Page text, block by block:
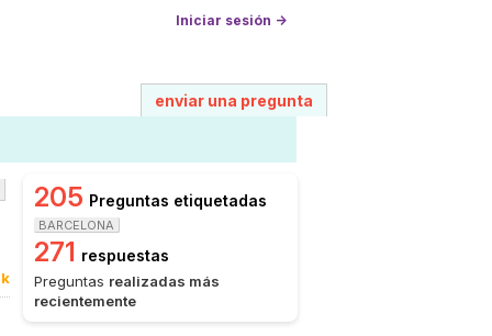
Iniciar sesión →
enviar una pregunta
205 Preguntas etiquetadas
BARCELONA
271 respuestas
Preguntas realizadas más
recientemente